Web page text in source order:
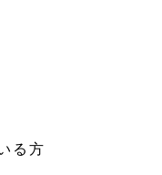
る方